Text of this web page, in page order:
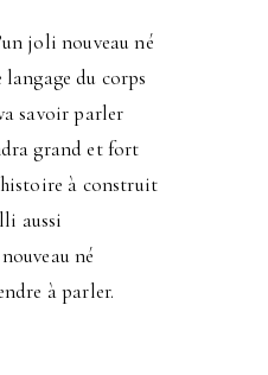
joli nouveau né
du corps
savoir parler
grand et fort
à construit
aussi
né
à parler.